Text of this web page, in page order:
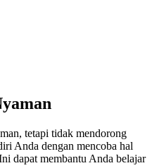
tetapi tidak mendorong
Anda dengan mencoba hal
dapat membantu Anda belajar